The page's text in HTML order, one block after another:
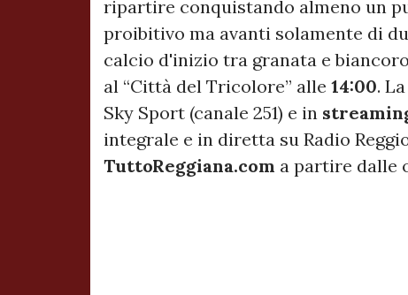
ripartire conquistando almeno un
proibitivo ma avanti solamente di
calcio d'inizio tra granata e
al “Città del Tricolore” alle 14:00.
Sky Sport (canale 251) e in
integrale e in diretta su Radio
TuttoReggiana.com a partire dalle